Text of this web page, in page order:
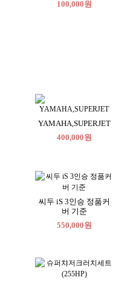
100,000원
YAMAHA,SUPERJET
400,000원
씨두 iS 3인승 정품커
버 기준
550,000원